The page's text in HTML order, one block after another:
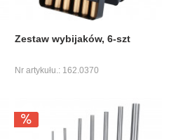
Zestaw wybijaków, 6-szt
Nr artykułu.: 162.0370